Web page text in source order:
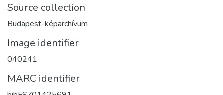
Source collection
Budapest-képarchívum
Image identifier
040241
MARC identifier